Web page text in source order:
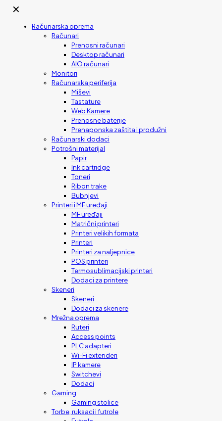
✕
Računarska oprema
Računari
Prenosni računari
Desktop računari
AIO računari
Monitori
Računarska periferija
Miševi
Tastature
Web Kamere
Prenosne baterije
Prenaponska zaštita i produžni
Računarski dodaci
Potrošni materijal
Papir
Ink cartridge
Toneri
Ribon trake
Bubnjevi
Printeri i MF uređaji
MF uređaji
Matrični printeri
Printeri velikih formata
Printeri
Printeri za naljepnice
POS printeri
Termosublimacijski printeri
Dodaci za printere
Skeneri
Skeneri
Dodaci za skenere
Mrežna oprema
Ruteri
Access points
PLC adapteri
Wi-Fi extenderi
IP kamere
Switchevi
Dodaci
Gaming
Gaming stolice
Torbe, ruksaci i futrole